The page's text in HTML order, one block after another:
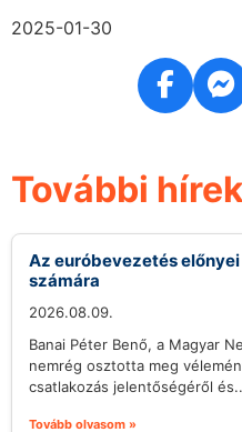
2025-01-30
További hírek
Az euróbevezetés
számára
2026.08.09.
Banai Péter Benő, a Magyar
nemrég osztotta meg
csatlakozás jelentőségéről
Tovább olvasom »